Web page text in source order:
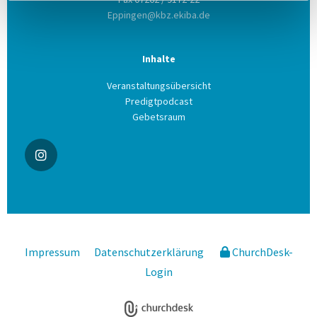
Eppingen@kbz.ekiba.de
Inhalte
Veranstaltungsübersicht
Predigtpodcast
Gebetsraum
Impressum Datenschutzerklärung
ChurchDesk-
Login